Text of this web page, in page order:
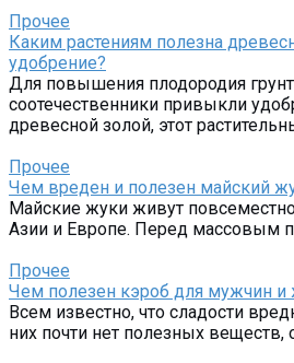
Прочее
Каким растениям полезна
удобрение?
Для повышения плодородия
соотечественники привыкли
древесной золой, этот
Прочее
Чем вреден и полезен майский
Майские жуки живут
Азии и Европе. Перед массовым
Прочее
Чем полезен кэроб для мужчин
Всем известно, что сладости
них почти нет полезных веществ,